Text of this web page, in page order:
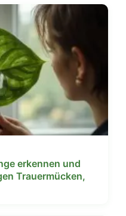
erkennen und
Trauermücken,